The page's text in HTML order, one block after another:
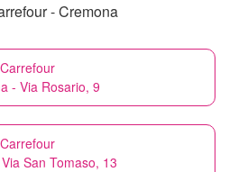
- Cremona
Carrefour
- Via Rosario, 9
Carrefour
San Tomaso, 13